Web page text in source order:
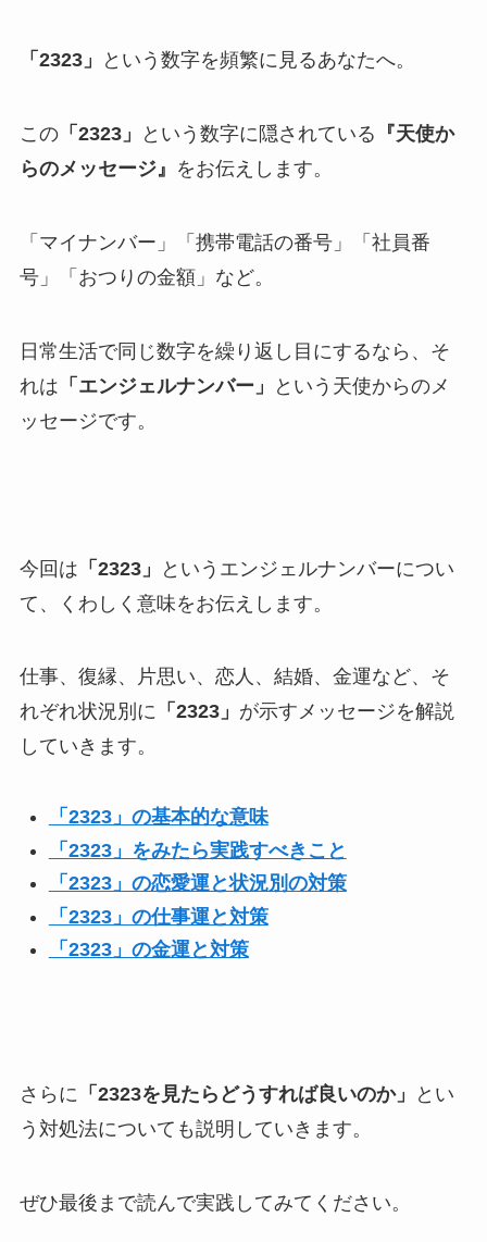
「2323」 という数字を頻繁に見るあなたへ。
この「2323」 という数字に隠されている 『天使か
らのメッセージ』 をお伝えします。
「マイナンバー」「携帯電話の番号」「社員番
号」「おつりの金額」など。
日常生活で同じ数字を繰り返し目にするなら、そ
れは 「エンジェルナンバー」
という天使からのメ
ッセージです。
今回は 「2323」
というエンジェルナンバーについ
て、くわしく意味をお伝えします。
仕事、復縁、片思い、恋人、結婚、金運など、そ
れぞれ状況別に 「2323」 が示すメッセージを解説
していきます。
「2323」の基本的な意味
「2323」をみたら実践すべきこと
「2323」の恋愛運と状況別の対策
「2323」の仕事運と対策
「2323」の金運と対策
さらに 「2323を見たらどうすれば良いのか」
とい
う対処法についても説明していきます。
ぜひ最後まで読んで実践してみてください。